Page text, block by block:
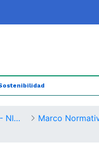
RCP en convergencia con NIIF - NICSP